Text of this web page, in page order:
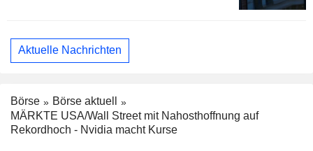
Aktuelle Nachrichten
Börse
Börse aktuell
MÄRKTE USA/Wall Street mit Nahosthoffnung auf
Rekordhoch - Nvidia macht Kurse